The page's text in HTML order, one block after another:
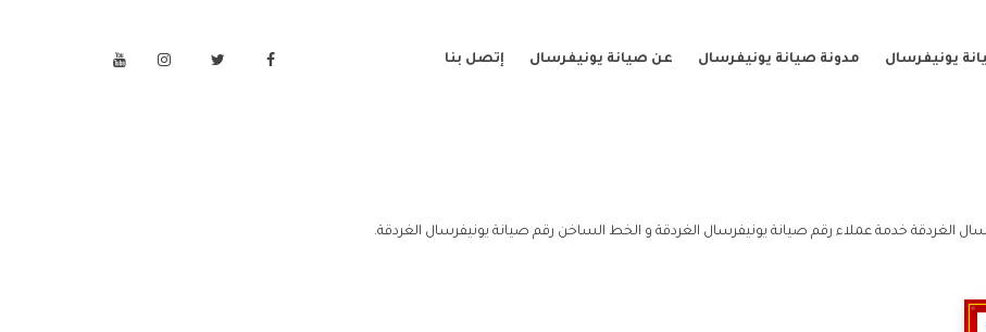
يونيفرسال مدونة صيانة يونيفرسال عن صيانة يونيفرسال إتصل بنا
الغردقة خدمة عملاء رقم صيانة يونيفرسال الغردقة و الخط الساخن رقم صيانة يونيفرسال الغردقة.